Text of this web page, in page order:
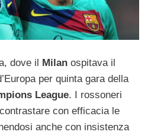
dove il Milan ospitava il
per quinta gara della
League. I rossoneri
con efficacia le
anche con insistenza